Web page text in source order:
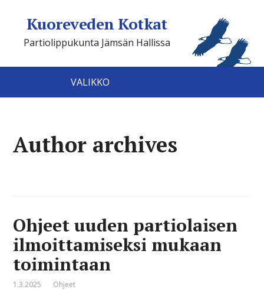
Kuoreveden Kotkat
Partiolippukunta Jämsän Hallissa
VALIKKO
Author archives
Ohjeet uuden partiolaisen
ilmoittamiseksi mukaan
toimintaan
1.3.2025 Ohjeet